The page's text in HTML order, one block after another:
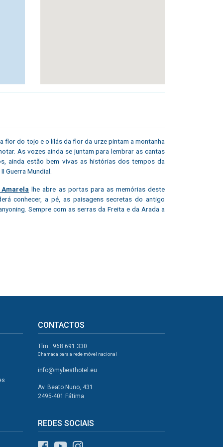
flor do tojo e o lilás da flor da urze pintam a montanha
As vozes ainda se juntam para lembrar as cantas
ainda estão bem vivas as histórias dos tempos da
Guerra Mundial.
lhe abre as portas para as memórias deste
conhecer, a pé, as paisagens secretas do antigo
Sempre com as serras da Freita e da Arada a
CONTACTOS
Tlm.: 968 691 330
Chamada para a rede móvel nacional
info@mybesthotel.eu
Av. Beato Nuno, 431
2495-401 Fátima
REDES SOCIAIS